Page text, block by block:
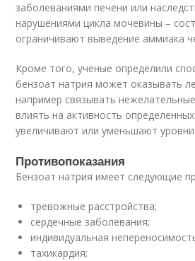
заболеваниями печени или
нарушениями цикла мочевины –
ограничивают выведение аммиака
Кроме того, ученые определили
бензоат натрия может оказывать
например связывать
влиять на активность
увеличивают или уменьшают уровни
Противопоказания
Бензоат натрия имеет следующие
тревожные расстройства;
сердечные заболевания;
индивидуальная
тахикардия;